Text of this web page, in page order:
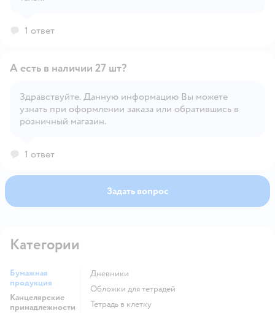
1 ответ
Открыть вопрос
А есть в наличии 27 шт?
Здравствуйте. Данную информацию Вы можете
узнать при оформлении заказа или обратившись в
розничный магазин.
1 ответ
Задать вопрос
Категории
Бумажная
продукция
Канцелярские
принадлежности
Дневники
Обложки для тетрадей
Тетрадь в клетку